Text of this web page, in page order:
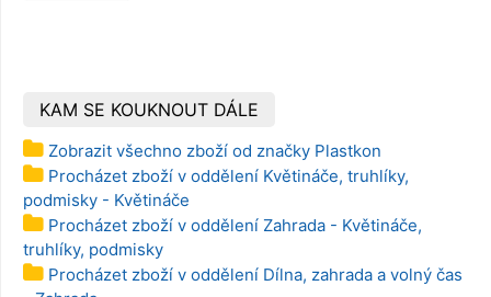
KAM SE KOUKNOUT DÁLE
Zobrazit všechno zboží od značky Plastkon
Procházet zboží v oddělení Květináče, truhlíky,
podmisky - Květináče
Procházet zboží v oddělení Zahrada - Květináče,
truhlíky, podmisky
Procházet zboží v oddělení Dílna, zahrada a volný čas